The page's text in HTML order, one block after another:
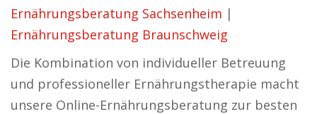
Ernährungsberatung Sachsenheim |
Ernährungsberatung Braunschweig
Die Kombination von individueller Betreuung
und professioneller Ernährungstherapie macht
unsere Online-Ernährungsberatung zur besten